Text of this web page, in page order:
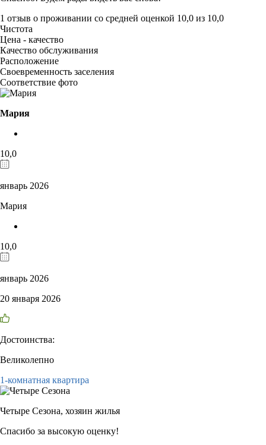
1 отзыв о проживании со средней оценкой 10,0 из 10,0
Чистота
Цена - качество
Качество обслуживания
Расположение
Своевременность заселения
Соответствие фото
Мария
10,0
январь 2026
Мария
10,0
январь 2026
20 января 2026
Достоинства:
Великолепно
1-комнатная квартира
Четыре Сезона, хозяин жилья
Спасибо за высокую оценку!